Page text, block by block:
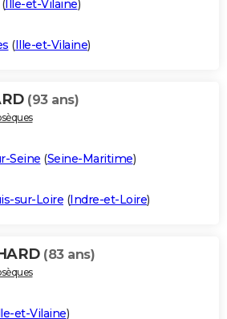
( Ille-et-Vilaine)
(Ille-et-Vilaine)
(93 ans)
Seine (Seine-Maritime)
sur-Loire (Indre-et-Loire)
(83 ans)
et-Vilaine)